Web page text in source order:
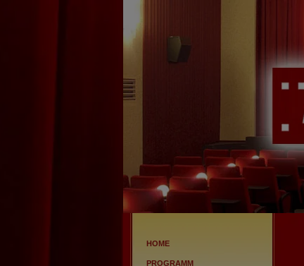
HOME
PROGRAMM